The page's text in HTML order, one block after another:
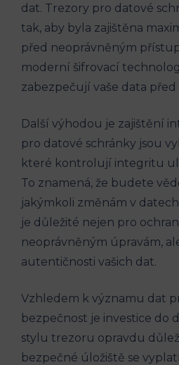
dat. Trezory pro datové
tak, aby byla zajištěna
před neoprávněným
moderní šifrovací
zabezpečují vaše data
Další výhodou je zajištění
pro datové schránky jsou
které kontrolují integritu
To znamená, že budete
jakýmkoli změnám v
je důležité nejen pro
neoprávněným úpravám,
autentičnosti vašich dat.
Vzhledem k významu dat
bezpečnost je investice do
stylu trezoru opravdu
bezpečné úložiště se